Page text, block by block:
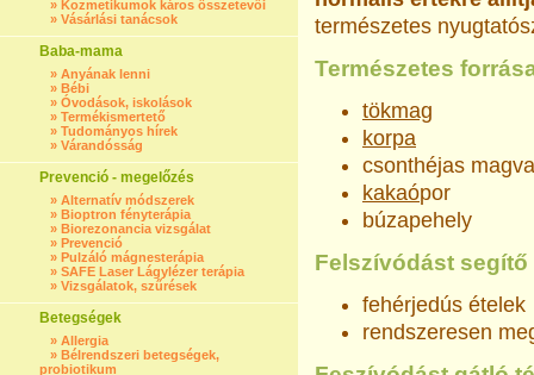
» Kozmetikumok káros összetevői
» Vásárlási tanácsok
Baba-mama
» Anyának lenni
» Bébi
» Óvodások, iskolások
» Termékismertető
» Tudományos hírek
» Várandósság
Prevenció - megelőzés
» Alternatív módszerek
» Bioptron fényterápia
» Biorezonancia vizsgálat
» Prevenció
» Pulzáló mágnesterápia
» SAFE Laser Lágylézer terápia
» Vizsgálatok, szűrések
Betegségek
» Allergia
» Bélrendszeri betegségek,
probiotikum
természetes
Természetes
tökmag
korpa
csonthéjas
kakaópor
búzapehely
Felszívódást
fehérjedús ételek
rendszeresen